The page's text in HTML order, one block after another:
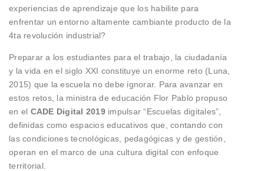
experiencias de aprendizaje que los habilite para
enfrentar un entorno altamente cambiante producto de la
4ta revolución industrial?
Preparar a los estudiantes para el trabajo, la ciudadanía
y la vida en el siglo XXI constituye un enorme reto (Luna,
2015) que la escuela no debe ignorar. Para avanzar en
estos retos, la ministra de educación Flor Pablo propuso
en el CADE Digital 2019impulsar “Escuelas digitales”,
definidas como espacios educativos que, contando con
las condiciones tecnológicas, pedagógicas y de gestión,
operan en el marco de una cultura digital con enfoque
territorial.